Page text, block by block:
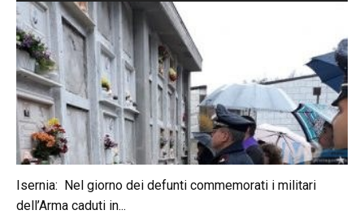
Isernia: Nel giorno dei defunti commemorati i militari
dell’Arma caduti in...